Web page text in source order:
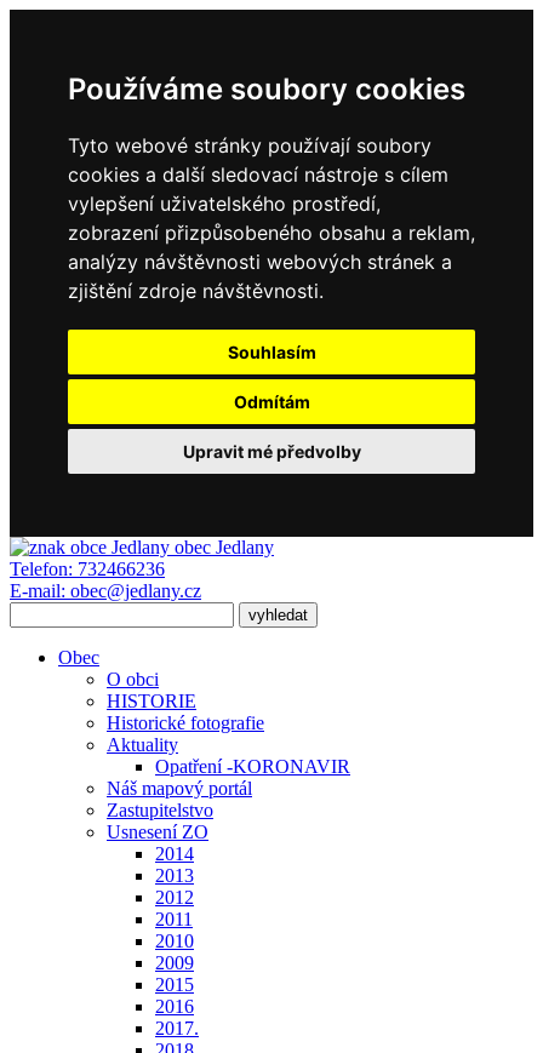
Používáme soubory cookies
Tyto webové stránky používají soubory
cookies a další sledovací nástroje s cílem
vylepšení uživatelského prostředí,
zobrazení přizpůsobeného obsahu a reklam,
analýzy návštěvnosti webových stránek a
zjištění zdroje návštěvnosti.
Souhlasím
Odmítám
Upravit mé předvolby
obec Jedlany
Telefon: 732466236
E-mail: obec@jedlany.cz
Obec
O obci
HISTORIE
Historické fotografie
Aktuality
Opatření -KORONAVIR
Náš mapový portál
Zastupitelstvo
Usnesení ZO
2014
2013
2012
2011
2010
2009
2015
2016
2017.